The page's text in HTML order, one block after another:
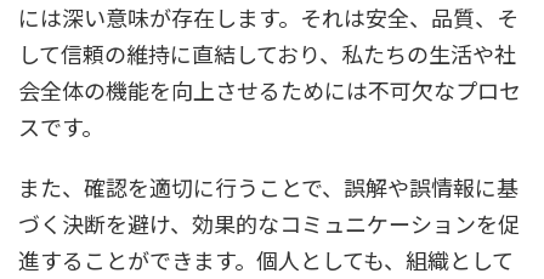
には深い意味が存在します。それは安全、品質、そ
して信頼の維持に直結しており、私たちの生活や社
会全体の機能を向上させるためには不可欠なプロセ
スです。
また、確認を適切に行うことで、誤解や誤情報に基
づく決断を避け、効果的なコミュニケーションを促
進することができます。個人としても、組織として